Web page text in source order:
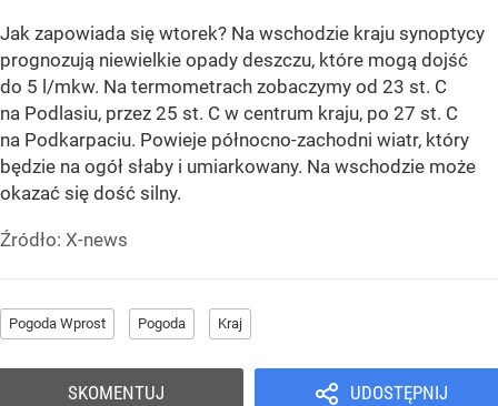
Jak zapowiada się wtorek? Na wschodzie kraju synoptycy
prognozują niewielkie opady deszczu, które mogą dojść
do 5 l/mkw. Na termometrach zobaczymy od 23 st. C
na Podlasiu, przez 25 st. C w centrum kraju, po 27 st. C
na Podkarpaciu. Powieje północno-zachodni wiatr, który
będzie na ogół słaby i umiarkowany. Na wschodzie może
okazać się dość silny.
Źródło: X-news
Pogoda Wprost Pogoda Kraj
UDOSTĘPNIJ
SKOMENTUJ